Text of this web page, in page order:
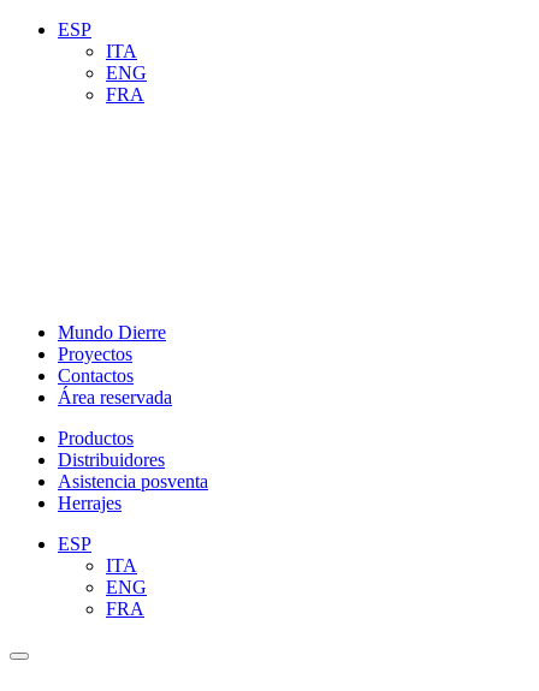
ESP
ITA
ENG
FRA
Mundo Dierre
Proyectos
Contactos
Área reservada
Productos
Distribuidores
Asistencia posventa
Herrajes
ESP
ITA
ENG
FRA